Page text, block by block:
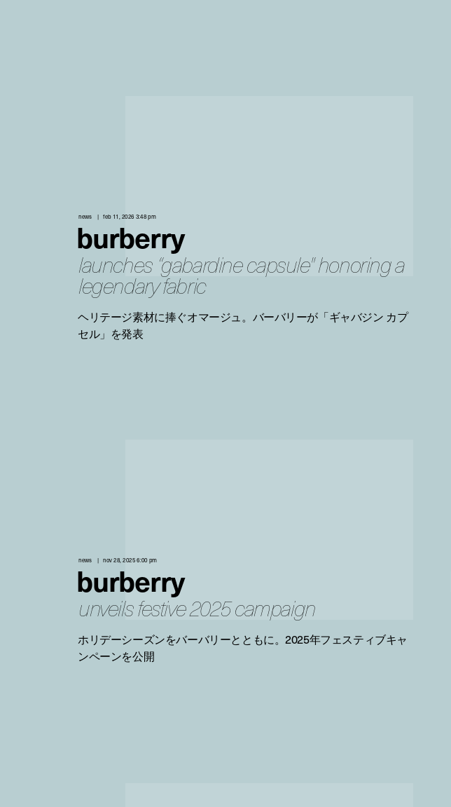
news feb 11, 2026 3:48 pm
burberry
launches “gabardine capsule" honoring a
legendary fabric
ヘリテージ素材に捧ぐオマージュ。バーバリーが「ギャバジン カプ
セル」を発表
news nov 28, 2025 6:00 pm
burberry
unveils festive 2025 campaign
ホリデーシーズンをバーバリーとともに。2025年フェスティブキャ
ンペーンを公開